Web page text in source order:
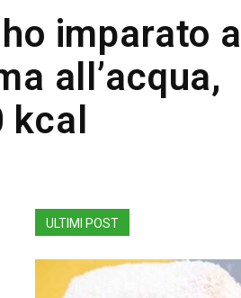
imparato a
all’acqua,
ULTIMI POST